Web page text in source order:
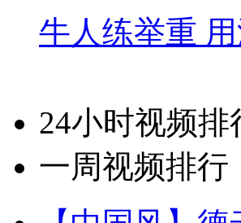
牛人练举重
24小时视频排
一周视频排行